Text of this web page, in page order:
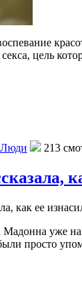
цель
Люди 213
Мадонна уже
просто